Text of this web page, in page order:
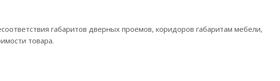
габаритов дверных проемов, коридоров габаритам мебели,
товара.